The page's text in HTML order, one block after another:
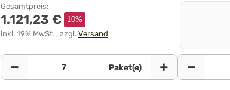
Gesamtpreis:
1.121,23 € 10%
inkl. 19% MwSt. , zzgl. Versand
Paket(e)